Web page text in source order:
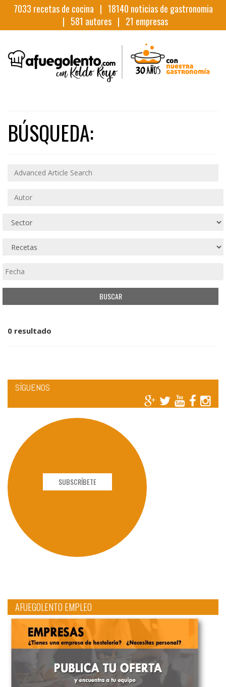
7033 recetas de cocina | 18140 noticias de gastronomia
| 581 autores | 21 empresas
BÚSQUEDA:
0 resultado
SÍGUENOS
SUBSCRÍBETE
AFUEGOLENTO EMPLEO